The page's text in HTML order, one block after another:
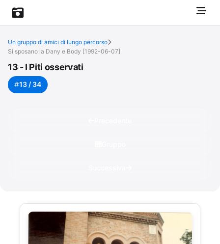
Un gruppo di amici di lungo percorso
Si sposano la Dany e Body [1992-06-07]
13 - I Piti osservati
13 / 34